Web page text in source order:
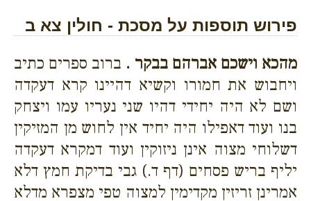
פירוש תוספות על מסכת - חולין צא ב
מהכא וישכם אברהם בבקר . ברוב ספרים כתיב
ויחבוש את חמורו וקשיא דהיינו קרא דעקדה
ושם לא היה יחידי דהיו שני נעריו עמו ויצחק
בנו ועוד דאפילו היה יחיד אין לחוש מן המזיקין
דשלוחי מצוה אינן ניזוקין ועוד דמקרא דעקדה
יליף בריש פסחים (דף ד.) גבי בדיקת חמץ דלא
אמרינן זריזין מקדימין למצוה טפי מצפרא מדלא